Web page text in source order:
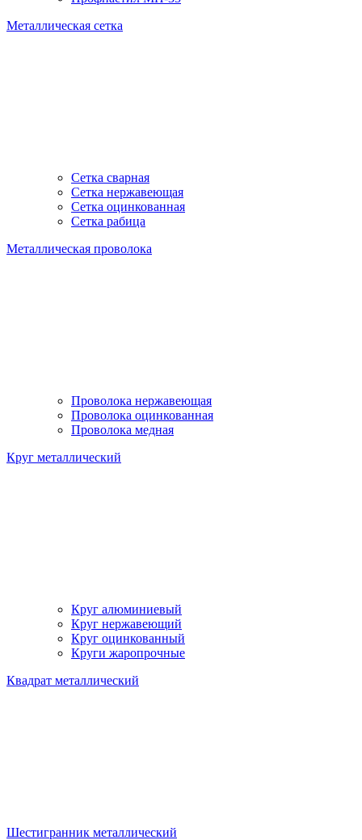
Металлическая сетка
Сетка сварная
Сетка нержавеющая
Сетка оцинкованная
Сетка рабица
Металлическая проволока
Проволока нержавеющая
Проволока оцинкованная
Проволока медная
Круг металлический
Круг алюминиевый
Круг нержавеющий
Круг оцинкованный
Круги жаропрочные
Квадрат металлический
Шестигранник металлический